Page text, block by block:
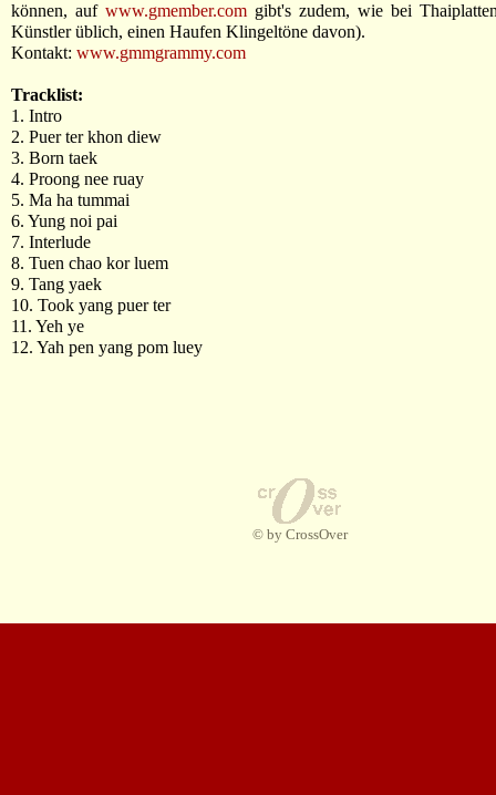
können, auf www.gmember.com gibt's zudem, wie bei
Künstler üblich, einen Haufen Klingeltöne davon).
Kontakt: www.gmmgrammy.com
Tracklist:
1. Intro
2. Puer ter khon diew
3. Born taek
4. Proong nee ruay
5. Ma ha tummai
6. Yung noi pai
7. Interlude
8. Tuen chao kor luem
9. Tang yaek
10. Took yang puer ter
11. Yeh ye
12. Yah pen yang pom luey
© by CrossOver